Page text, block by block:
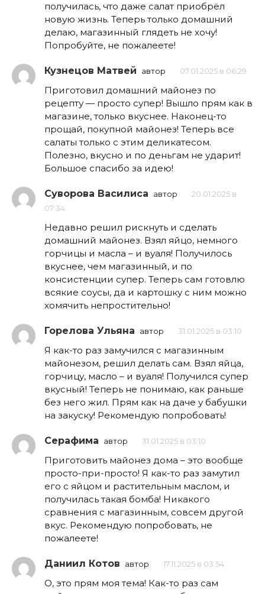
получилась, что даже салат приобрёл
новую жизнь. Теперь только домашний
делаю, магазинный глядеть не хочу!
Попробуйте, не пожалеете!
Кузнецов Матвей автор 07.01.2025 в 06:29
Приготовил домашний майонез по
рецепту — просто супер! Вышло прям как в
магазине, только вкуснее. Наконец-то
прощай, покупной майонез! Теперь все
салаты только с этим деликатесом.
Полезно, вкусно и по деньгам не ударит!
Большое спасибо за идею!
Суворова Василиса автор
20.01.2025 в
07:34
Недавно решил рискнуть и сделать
домашний майонез. Взял яйцо, немного
горчицы и масла – и вуаля! Получилось
вкуснее, чем магазинный, и по
консистенции супер. Теперь сам готовлю
всякие соусы, да и картошку с ним можно
хомячить непростительно!
Горелова Ульяна автор 31.01.2025 в 03:10
Я как-то раз замучился с магазинным
майонезом, решил делать сам. Взял яйца,
горчицу, масло – и вуаля! Получился супер
вкусный! Теперь не понимаю, как раньше
без него жил. Прям как на даче у бабушки
на закуску! Рекомендую попробовать!
Серафима автор 31.01.2025 в 03:10
Приготовить майонез дома – это вообще
просто-при-просто! Я как-то раз замутил
его с яйцом и растительным маслом, и
получилась такая бомба! Никакого
сравнения с магазинным, совсем другой
вкус. Рекомендую попробовать, не
пожалеете!
Даниил Котов автор 17.11.2025 в 03:54
О, это прям моя тема! Как-то раз сам